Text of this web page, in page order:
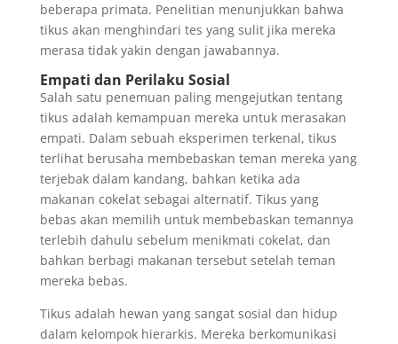
beberapa primata. Penelitian menunjukkan bahwa
tikus akan menghindari tes yang sulit jika mereka
merasa tidak yakin dengan jawabannya.
Empati dan Perilaku Sosial
Salah satu penemuan paling mengejutkan tentang
tikus adalah kemampuan mereka untuk merasakan
empati. Dalam sebuah eksperimen terkenal, tikus
terlihat berusaha membebaskan teman mereka yang
terjebak dalam kandang, bahkan ketika ada
makanan cokelat sebagai alternatif. Tikus yang
bebas akan memilih untuk membebaskan temannya
terlebih dahulu sebelum menikmati cokelat, dan
bahkan berbagi makanan tersebut setelah teman
mereka bebas.
Tikus adalah hewan yang sangat sosial dan hidup
dalam kelompok hierarkis. Mereka berkomunikasi